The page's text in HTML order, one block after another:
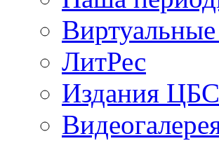
ЛитРес
Издания ЦБС